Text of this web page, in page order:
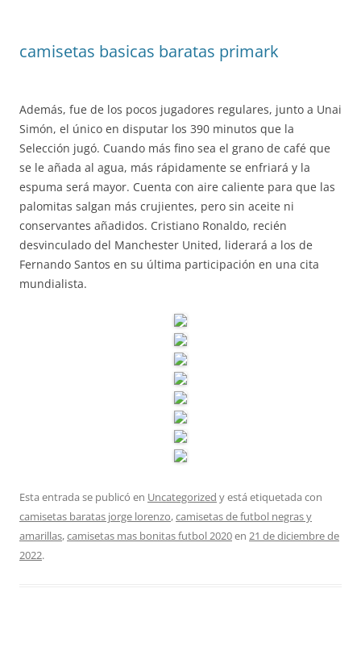
camisetas basicas baratas primark
Además, fue de los pocos jugadores regulares, junto a Unai
Simón, el único en disputar los 390 minutos que la
Selección jugó. Cuando más fino sea el grano de café que
se le añada al agua, más rápidamente se enfriará y la
espuma será mayor. Cuenta con aire caliente para que las
palomitas salgan más crujientes, pero sin aceite ni
conservantes añadidos. Cristiano Ronaldo, recién
desvinculado del Manchester United, liderará a los de
Fernando Santos en su última participación en una cita
mundialista.
Esta entrada se publicó en Uncategorized y está etiquetada con
camisetas baratas jorge lorenzo,camisetas de futbol negras y
amarillas,camisetas mas bonitas futbol 2020en 21 de diciembre de
2022.